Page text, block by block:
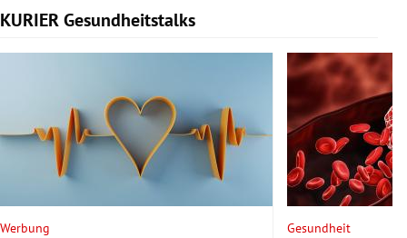
KURIER Gesundheitstalks
Slide 1 von 7
Werbung Gesundheit